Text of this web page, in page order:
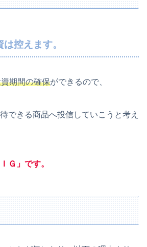
控えます。
期間の確保ができるので、
できる商品へ投信していこうと考え
Ｇ」です。